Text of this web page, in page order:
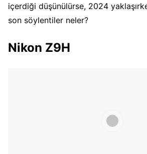
içerdiği düşünülürse, 2024
son söylentiler neler?
Nikon Z9H